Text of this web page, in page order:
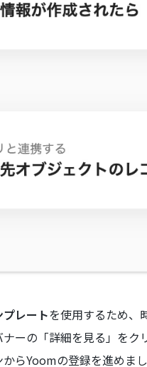
プレートを使用するため、
ーの「詳細を見る」を
からYoomの登録を進めま